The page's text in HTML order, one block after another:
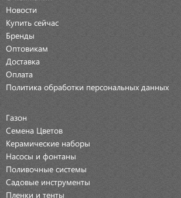
Новости
Купить сейчас
Бренды
Оптовикам
Доставка
Оплата
Политика обработки персональных данных
Газон
Семена Цветов
Керамические наборы
Насосы и фонтаны
Поливочные системы
Садовые инструменты
Пленки и тенты